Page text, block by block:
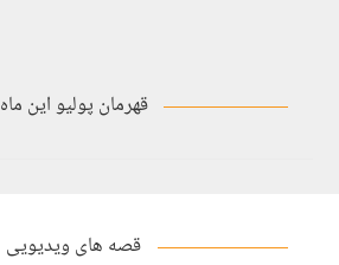
قهرمان پولیو این ماه
قصه های ویدیویی